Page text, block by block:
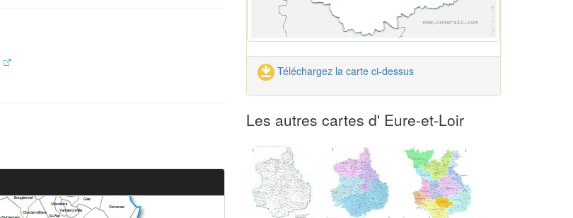
Téléchargez la carte ci-dessus
Les autres cartes d' Eure-et-Loir